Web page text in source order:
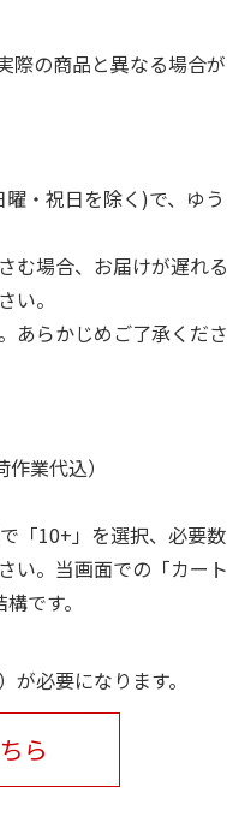
際の商品と異なる場合が
・祝日を除く)で、ゆう
む場合、お届けが遅れる
い。
あらかじめご了承くださ
業代込）
「10+」を選択、必要数
い。当画面での「カート
です。
必要になります。
ら